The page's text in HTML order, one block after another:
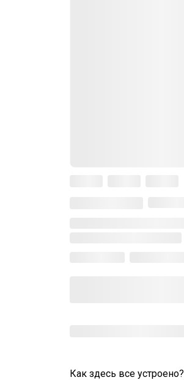
Как здесь все устроено?